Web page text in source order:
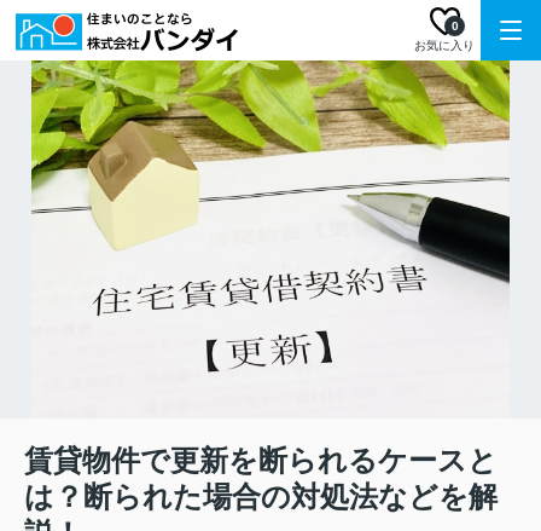
お気に入り
0
賃貸物件で更新を断られるケースと
は？断られた場合の対処法などを解